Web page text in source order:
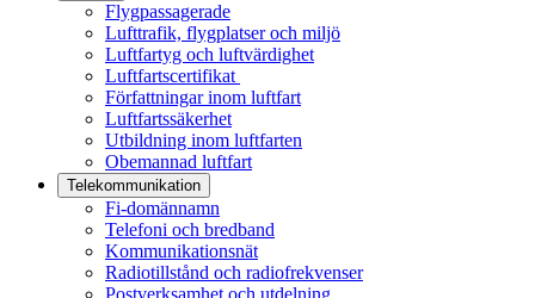
Flygpassagerade
Lufttrafik, flygplatser och miljö
Luftfartyg och luftvärdighet
Luftfartscertifikat
Författningar inom luftfart
Luftfartssäkerhet
Utbildning inom luftfarten
Obemannad luftfart
Telekommunikation
Fi-domännamn
Telefoni och bredband
Kommunikationsnät
Radiotillstånd och radiofrekvenser
Postverksamhet och utdelning